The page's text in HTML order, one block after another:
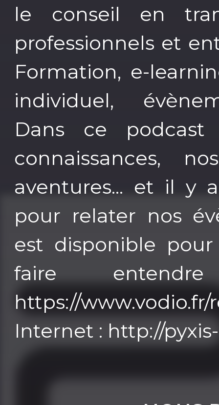
le conseil en
professionnels et
Formation, e-
individuel,
Dans ce
connaissances,
aventures... et il y
pour relater nos
est disponible
faire
https://
Internet : http://